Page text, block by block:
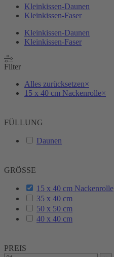
Kleinkissen-Daunen
Kleinkissen-Faser
Kleinkissen-Daunen
Kleinkissen-Faser
Filter
Alles zurücksetzen×
15 x 40 cm Nackenrolle×
FÜLLUNG
Daunen
GRÖSSE
15 x 40 cm Nackenrolle
35 x 40 cm
50 x 50 cm
40 x 40 cm
PREIS